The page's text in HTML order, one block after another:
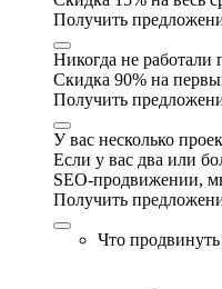
Получить
Никогда не работали
Скидка 90% на
Получить
У вас несколько
Если у вас два или
SEO-продвижении,
Получить
Что продвинуть